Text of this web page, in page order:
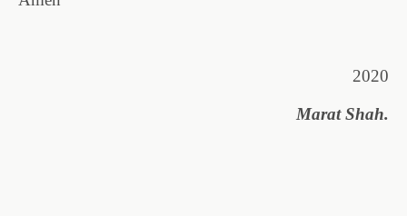
2020
Marat Shah.